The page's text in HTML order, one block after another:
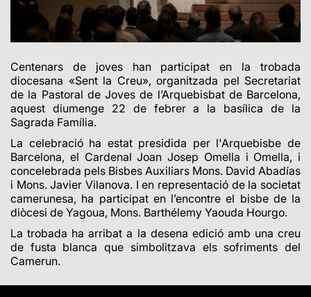
Centenars de joves han participat en la trobada
diocesana «Sent la Creu», organitzada pel Secretariat
de la Pastoral de Joves de l’Arquebisbat de Barcelona,
aquest diumenge 22 de febrer a la basílica de la
Sagrada Família.
La celebració ha estat presidida per l'Arquebisbe de
Barcelona, el Cardenal Joan Josep Omella i Omella, i
concelebrada pels Bisbes Auxiliars Mons. David Abadías
i Mons. Javier Vilanova. I en representació de la societat
camerunesa, ha participat en l’encontre el bisbe de la
diòcesi de Yagoua, Mons. Barthélemy Yaouda Hourgo.
La trobada ha arribat a la desena edició amb una creu
de fusta blanca que simbolitzava els sofriments del
Camerun.